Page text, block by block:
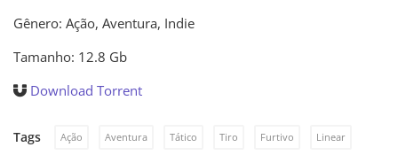
Gênero: Ação, Aventura, Indie
Tamanho: 12.8 Gb
Download Torrent
Tags Ação Aventura Tático Tiro Furtivo Linear